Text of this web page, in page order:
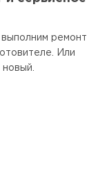
ремонт
Или